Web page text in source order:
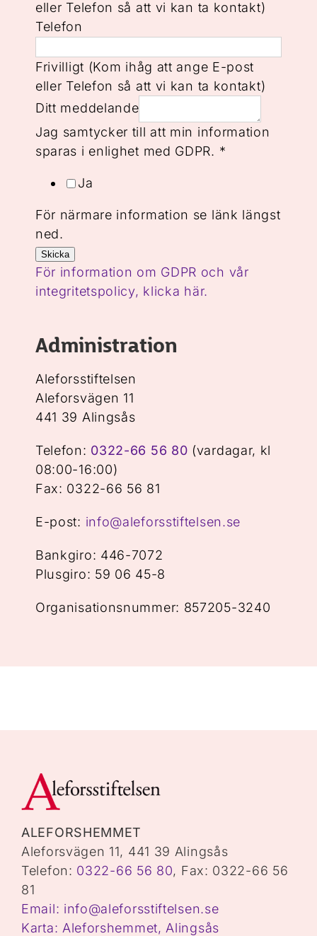
eller Telefon så att vi kan ta kontakt)
att
Namn
Telefon
Frivilligt (Kom ihåg att ange E-post
eller Telefon så att vi kan ta kontakt)
Ditt meddelande
Jag samtycker till att min information
sparas i enlighet med GDPR. *
Ja
För närmare information se länk längst
ned.
Skicka
För information om GDPR och vår
integritetspolicy, klicka här.
Administration
Aleforsstiftelsen
Aleforsvägen 11
441 39 Alingsås
Telefon: 0322-66 56 80 (vardagar, kl
08:00-16:00)
Fax: 0322-66 56 81
E-post: info@aleforsstiftelsen.se
Bankgiro: 446-7072
Plusgiro: 59 06 45-8
Organisationsnummer: 857205-3240
ALEFORSHEMMET
Aleforsvägen 11, 441 39 Alingsås
Telefon: 0322-66 56 80, Fax: 0322-66 56
81
Email: info@aleforsstiftelsen.se
Karta: Aleforshemmet, Alingsås